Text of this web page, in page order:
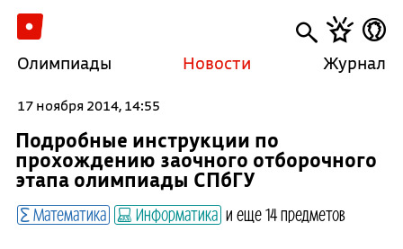
Олимпиады Новости Журнал
17 ноября 2014, 14:55
Подробные инструкции по
прохождению заочного отборочного
этапа олимпиады СПбГУ
Математика Информатика и еще 14 предметов